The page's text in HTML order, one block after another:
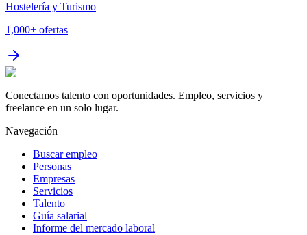
Hostelería y Turismo
1,000+ ofertas
Conectamos talento con oportunidades. Empleo, servicios y
freelance en un solo lugar.
Navegación
Buscar empleo
Personas
Empresas
Servicios
Talento
Guía salarial
Informe del mercado laboral